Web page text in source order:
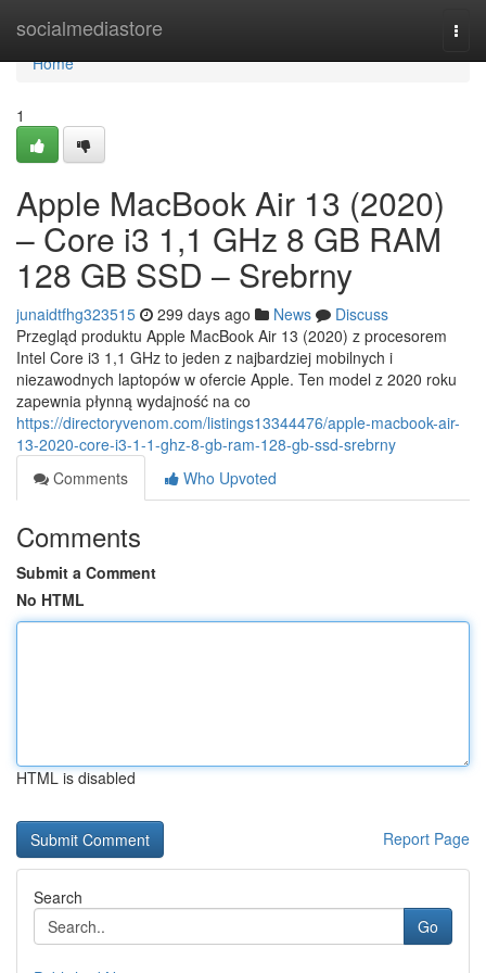
socialmediastore
Home
Home
1
Apple MacBook Air 13 (2020)
– Core i3 1,1 GHz 8 GB RAM
128 GB SSD – Srebrny
junaidtfhg323515 299 days ago News
Discuss
Przegląd produktu Apple MacBook Air 13 (2020) z procesorem
Intel Core i3 1,1 GHz to jeden z najbardziej mobilnych i
niezawodnych laptopów w ofercie Apple. Ten model z 2020 roku
zapewnia płynną wydajność na co
https://directoryvenom.com/listings13344476/apple-macbook-air-
13-2020-core-i3-1-1-ghz-8-gb-ram-128-gb-ssd-srebrny
Comments
Who Upvoted
Comments
Submit a Comment
No HTML
HTML is disabled
Report Page
Search
Go